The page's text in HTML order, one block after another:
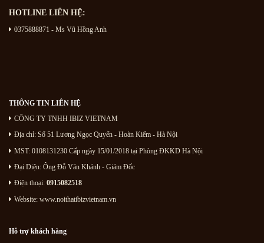
HOTLINE LIÊN HỆ:
0375888871 - Ms Vũ Hồng Anh
THÔNG TIN LIÊN HỆ
CÔNG TY TNHH IBIZ VIETNAM
Địa chỉ: Số 51 Lương Ngọc Quyến - Hoàn Kiếm - Hà Nội
MST: 0108131230 Cấp ngày 15/01/2018 tại Phòng ĐKKD Hà Nội
Đại Diện: Ông Đỗ Văn Khánh - Giám Đốc
Điện thoại: 0915082518
Website: www.noithatibizvietnam.vn
Hỗ trợ khách hàng